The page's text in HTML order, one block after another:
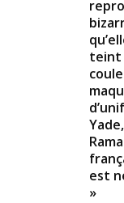
teint
est
»